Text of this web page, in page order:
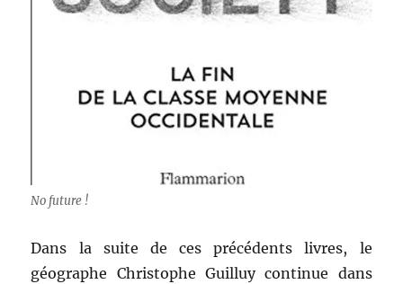
No future !
Dans la suite de ces précédents livres, le
géographe Christophe Guilluy continue dans